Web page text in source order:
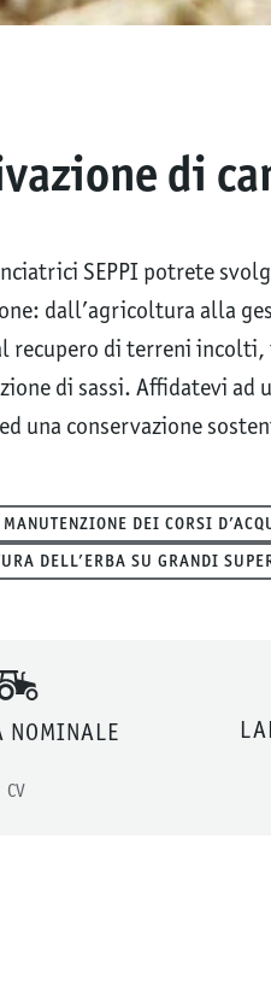
di
SEPPI potrete
dall’agricoltura alla
recupero di terreni
di sassi. Affidatevi
una conservazione
MANUTENZIONE DEI CORSI
DELL’ERBA SU GRANDI
NOMINALE
CV